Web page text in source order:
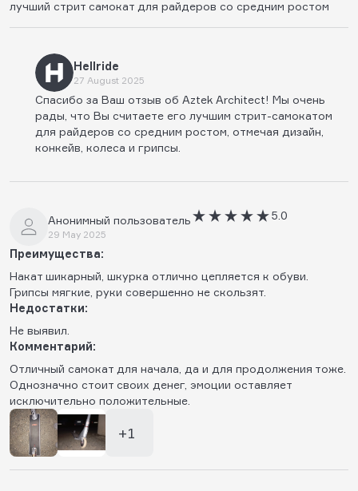
лучший стрит самокат для райдеров со средним ростом
Hellride
27 August 2025
Спасибо за Ваш отзыв об Aztek Architect! Мы очень
рады, что Вы считаете его лучшим стрит-самокатом
для райдеров со средним ростом, отмечая дизайн,
конкейв, колеса и грипсы.
Анонимный пользователь
29 May 2025
5.0
Преимущества:
Накат шикарный, шкурка отлично цепляется к обуви.
Грипсы мягкие, руки совершенно не скользят.
Недостатки:
Не выявил.
Комментарий:
Отличный самокат для начала, да и для продолжения тоже.
Однозначно стоит своих денег, эмоции оставляет
исключительно положительные.
+1